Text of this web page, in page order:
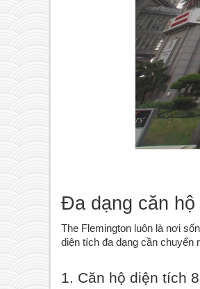
Đa dạng căn
The Flemington luôn là nơi
diện tích đa dạng cần
1. Căn hộ diện tích